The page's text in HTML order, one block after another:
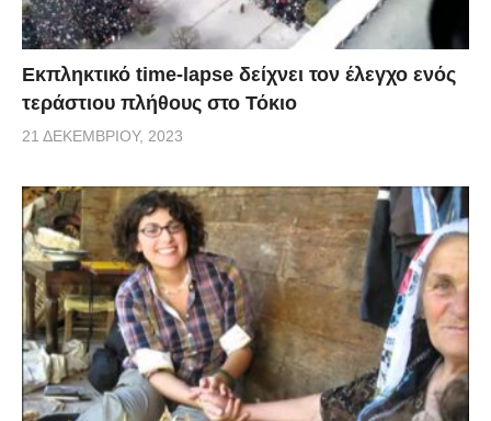
Εκπληκτικό time-lapse δείχνει τον έλεγχο ενός
τεράστιου πλήθους στο Τόκιο
21 ΔΕΚΕΜΒΡΊΟΥ, 2023